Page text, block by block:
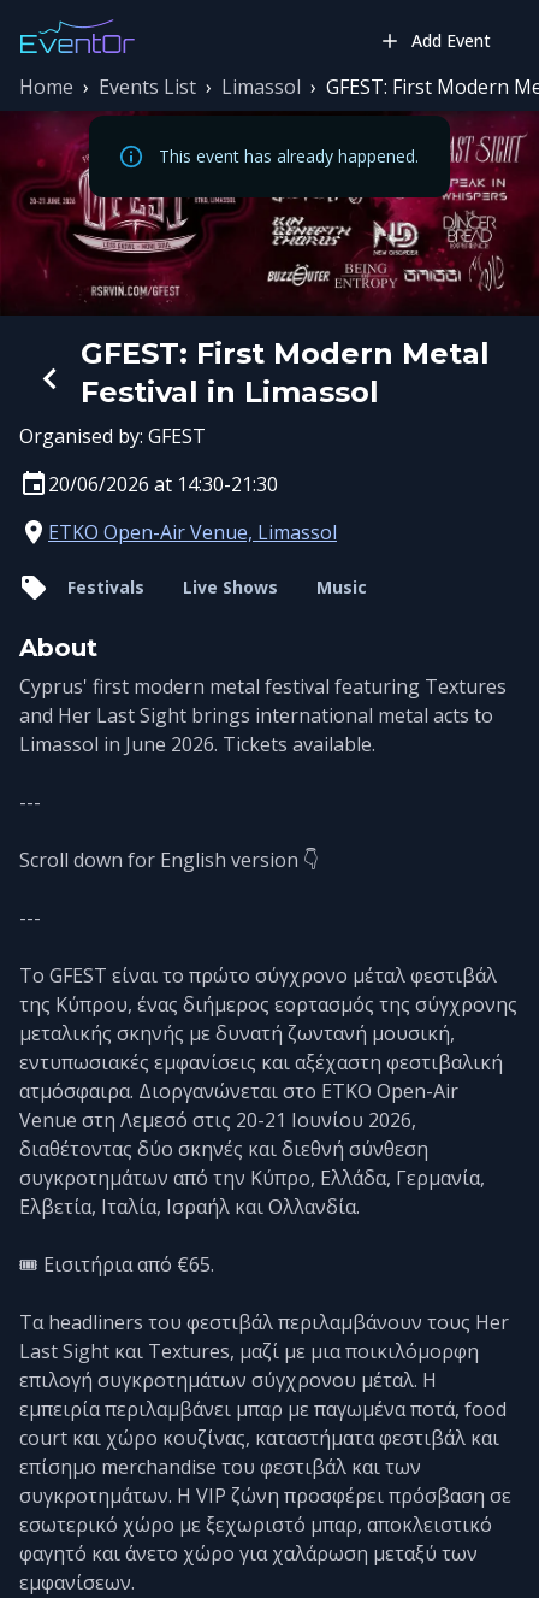
Add Event
This event has already happened.
Home › Events List › Limassol › GFEST: First Modern
GFEST: First Modern Metal
Festival in Limassol
Organised by: GFEST
20/06/2026 at 14:30-21:30
ETKO Open-Air Venue, Limassol
Festivals Live Shows Music
About
Cyprus' first modern metal festival featuring Textures
and Her Last Sight brings international metal acts to
Limassol in June 2026. Tickets available.
---
Scroll down for English version 👇
---
Το GFEST είναι το πρώτο σύγχρονο μέταλ φεστιβάλ
της Κύπρου, ένας διήμερος εορτασμός της σύγχρονης
μεταλικής σκηνής με δυνατή ζωντανή μουσική,
εντυπωσιακές εμφανίσεις και αξέχαστη φεστιβαλική
ατμόσφαιρα. Διοργανώνεται στο ETKO Open-Air
Venue στη Λεμεσό στις 20-21 Ιουνίου 2026,
διαθέτοντας δύο σκηνές και διεθνή σύνθεση
συγκροτημάτων από την Κύπρο, Ελλάδα, Γερμανία,
Ελβετία, Ιταλία, Ισραήλ και Ολλανδία.
🎟️ Εισιτήρια από €65.
Τα headliners του φεστιβάλ περιλαμβάνουν τους Her
Last Sight και Textures, μαζί με μια ποικιλόμορφη
επιλογή συγκροτημάτων σύγχρονου μέταλ. Η
εμπειρία περιλαμβάνει μπαρ με παγωμένα ποτά, food
court και χώρο κουζίνας, καταστήματα φεστιβάλ και
επίσημο merchandise του φεστιβάλ και των
συγκροτημάτων. Η VIP ζώνη προσφέρει πρόσβαση σε
εσωτερικό χώρο με ξεχωριστό μπαρ, αποκλειστικό
φαγητό και άνετο χώρο για χαλάρωση μεταξύ των
εμφανίσεων.